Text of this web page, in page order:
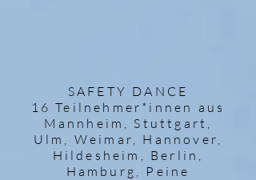
SAFETY DANCE
16 Teilnehmer*innen aus
Mannheim, Stuttgart,
Ulm, Weimar, Hannover,
Hildesheim, Berlin,
Hamburg, Peine